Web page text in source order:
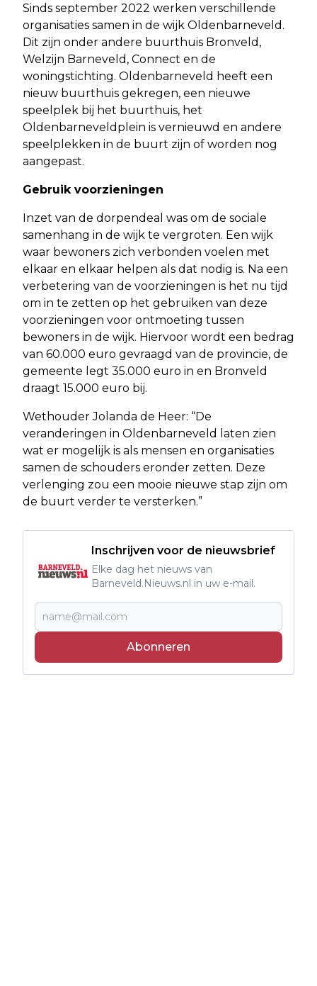
Sinds september 2022 werken verschillende
organisaties samen in de wijk Oldenbarneveld.
Dit zijn onder andere buurthuis Bronveld,
Welzijn Barneveld, Connect en de
woningstichting. Oldenbarneveld heeft een
nieuw buurthuis gekregen, een nieuwe
speelplek bij het buurthuis, het
Oldenbarneveldplein is vernieuwd en andere
speelplekken in de buurt zijn of worden nog
aangepast.
Gebruik voorzieningen
Inzet van de dorpendeal was om de sociale
samenhang in de wijk te vergroten. Een wijk
waar bewoners zich verbonden voelen met
elkaar en elkaar helpen als dat nodig is. Na een
verbetering van de voorzieningen is het nu tijd
om in te zetten op het gebruiken van deze
voorzieningen voor ontmoeting tussen
bewoners in de wijk. Hiervoor wordt een bedrag
van 60.000 euro gevraagd van de provincie, de
gemeente legt 35.000 euro in en Bronveld
draagt 15.000 euro bij.
Wethouder Jolanda de Heer: “De
veranderingen in Oldenbarneveld laten zien
wat er mogelijk is als mensen en organisaties
samen de schouders eronder zetten. Deze
verlenging zou een mooie nieuwe stap zijn om
de buurt verder te versterken.”
Inschrijven voor de nieuwsbrief
Elke dag het nieuws van
Barneveld.Nieuws.nl in uw e-mail.
Abonneren